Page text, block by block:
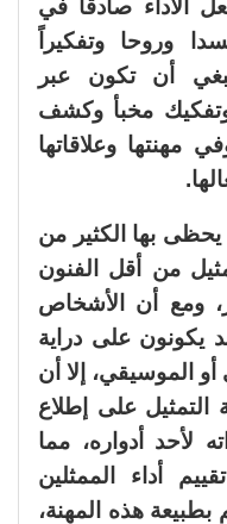
الأداء صادقا في
وروحا وتفكيراً
أن تكون عبر
مخبأ وكشف
وعلاقاتها
يحظى بها الكثير من
من أقل الفنون
ومع أن الأشخاص
يكونون على دراية
الموسيقي، إلا أن
على إطلاع
لأحد أدواره، مما
أداء الممثلين
هذه المهنة،